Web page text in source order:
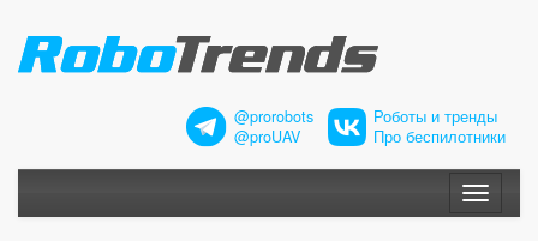
@prorobots
@proUAV
Роботы и тренды
Про беспилотники
Меню